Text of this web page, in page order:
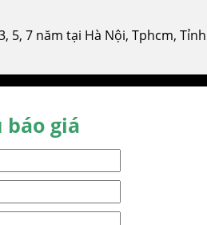
5, 7 năm tại Hà Nội, Tphcm,
báo giá